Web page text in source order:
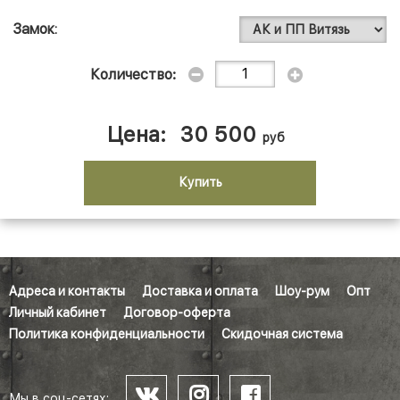
Замок
Количество:
Цена: 30 500 руб
Купить
Адреса и контакты Доставка и оплата Шоу-рум
Опт
Личный кабинет
Договор-оферта
Политика конфиденциальности
Скидочная система